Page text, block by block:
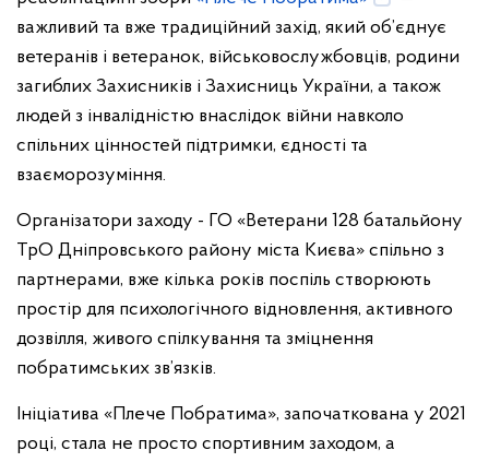
важливий та вже традиційний захід, який об’єднує
ветеранів і ветеранок, військовослужбовців, родини
загиблих Захисників і Захисниць України, а також
людей з інвалідністю внаслідок війни навколо
спільних цінностей підтримки, єдності та
взаєморозуміння.
Організатори заходу - ГО «Ветерани 128 батальйону
ТрО Дніпровського району міста Києва» спільно з
партнерами, вже кілька років поспіль створюють
простір для психологічного відновлення, активного
дозвілля, живого спілкування та зміцнення
побратимських зв’язків.
Ініціатива «Плече Побратима», започаткована у 2021
році, стала не просто спортивним заходом, а